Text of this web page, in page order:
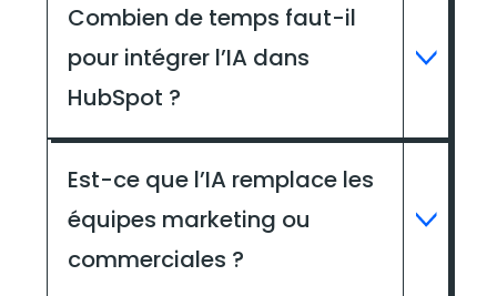
Combien de temps faut-il
pour intégrer l’IA dans
HubSpot ?
Est-ce que l’IA remplace les
équipes marketing ou
commerciales ?